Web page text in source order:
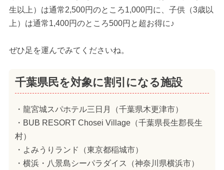
生以上）は通常2,500円のところ1,000円に、子供（3歳以
上）は通常1,400円のところ500円と超お得に♪
ぜひ足を運んでみてくださいね。
千葉県民を対象に割引になる施設
・龍宮城スパホテル三日月（千葉県木更津市）
・BUB RESORT Chosei Village（千葉県長生郡長生
村）
・よみうりランド（東京都稲城市）
・横浜・八景島シーパラダイス（神奈川県横浜市）